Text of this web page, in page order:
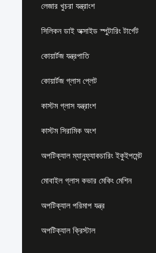
লেজার খুচরা যন্ত্রাংশ
সিলিকন ডাই অক্সাইড স্পুটারিং টার্গেট
কোয়ার্টজ যন্ত্রপাতি
কোয়ার্টজ গ্লাস প্লেট
কাস্টম গ্লাস যন্ত্রাংশ
কাস্টম সিরামিক অংশ
অপটিক্যাল ম্যানুফ্যাকচারিং ইকুইপমেন্ট
মোবাইল গ্লাস কভার মেকিং মেশিন
অপটিক্যাল পরিমাপ যন্ত্র
অপটিক্যাল ক্রিস্টাল